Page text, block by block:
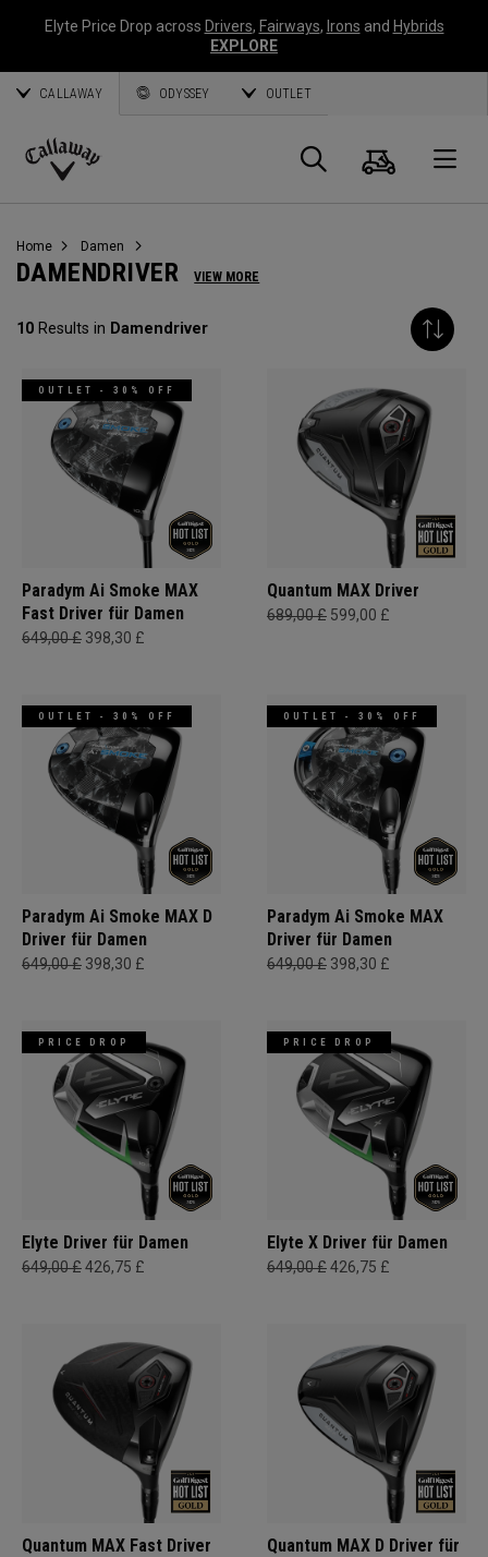
Elyte Price Drop across Drivers, Fairways, Irons and Hybrids
EXPLORE
CALLAWAY ODYSSEY OUTLET
Callaway
Suche
Home Damen
DAMENDRIVER VIEW MORE
10 Results in Damendriver
OUTLET - 30% OFF
Paradym Ai Smoke MAX
Fast Driver für Damen
649,00 £ 398,30 £
Quantum MAX Driver
689,00 £ 599,00 £
OUTLET - 30% OFF
Paradym Ai Smoke MAX D
Driver für Damen
649,00 £ 398,30 £
OUTLET - 30% OFF
Paradym Ai Smoke MAX
Driver für Damen
649,00 £ 398,30 £
PRICE DROP
Elyte Driver für Damen
649,00 £426,75 £
PRICE DROP
Elyte X Driver für Damen
649,00 £426,75 £
Quantum MAX Fast Driver
Quantum MAX D Driver für